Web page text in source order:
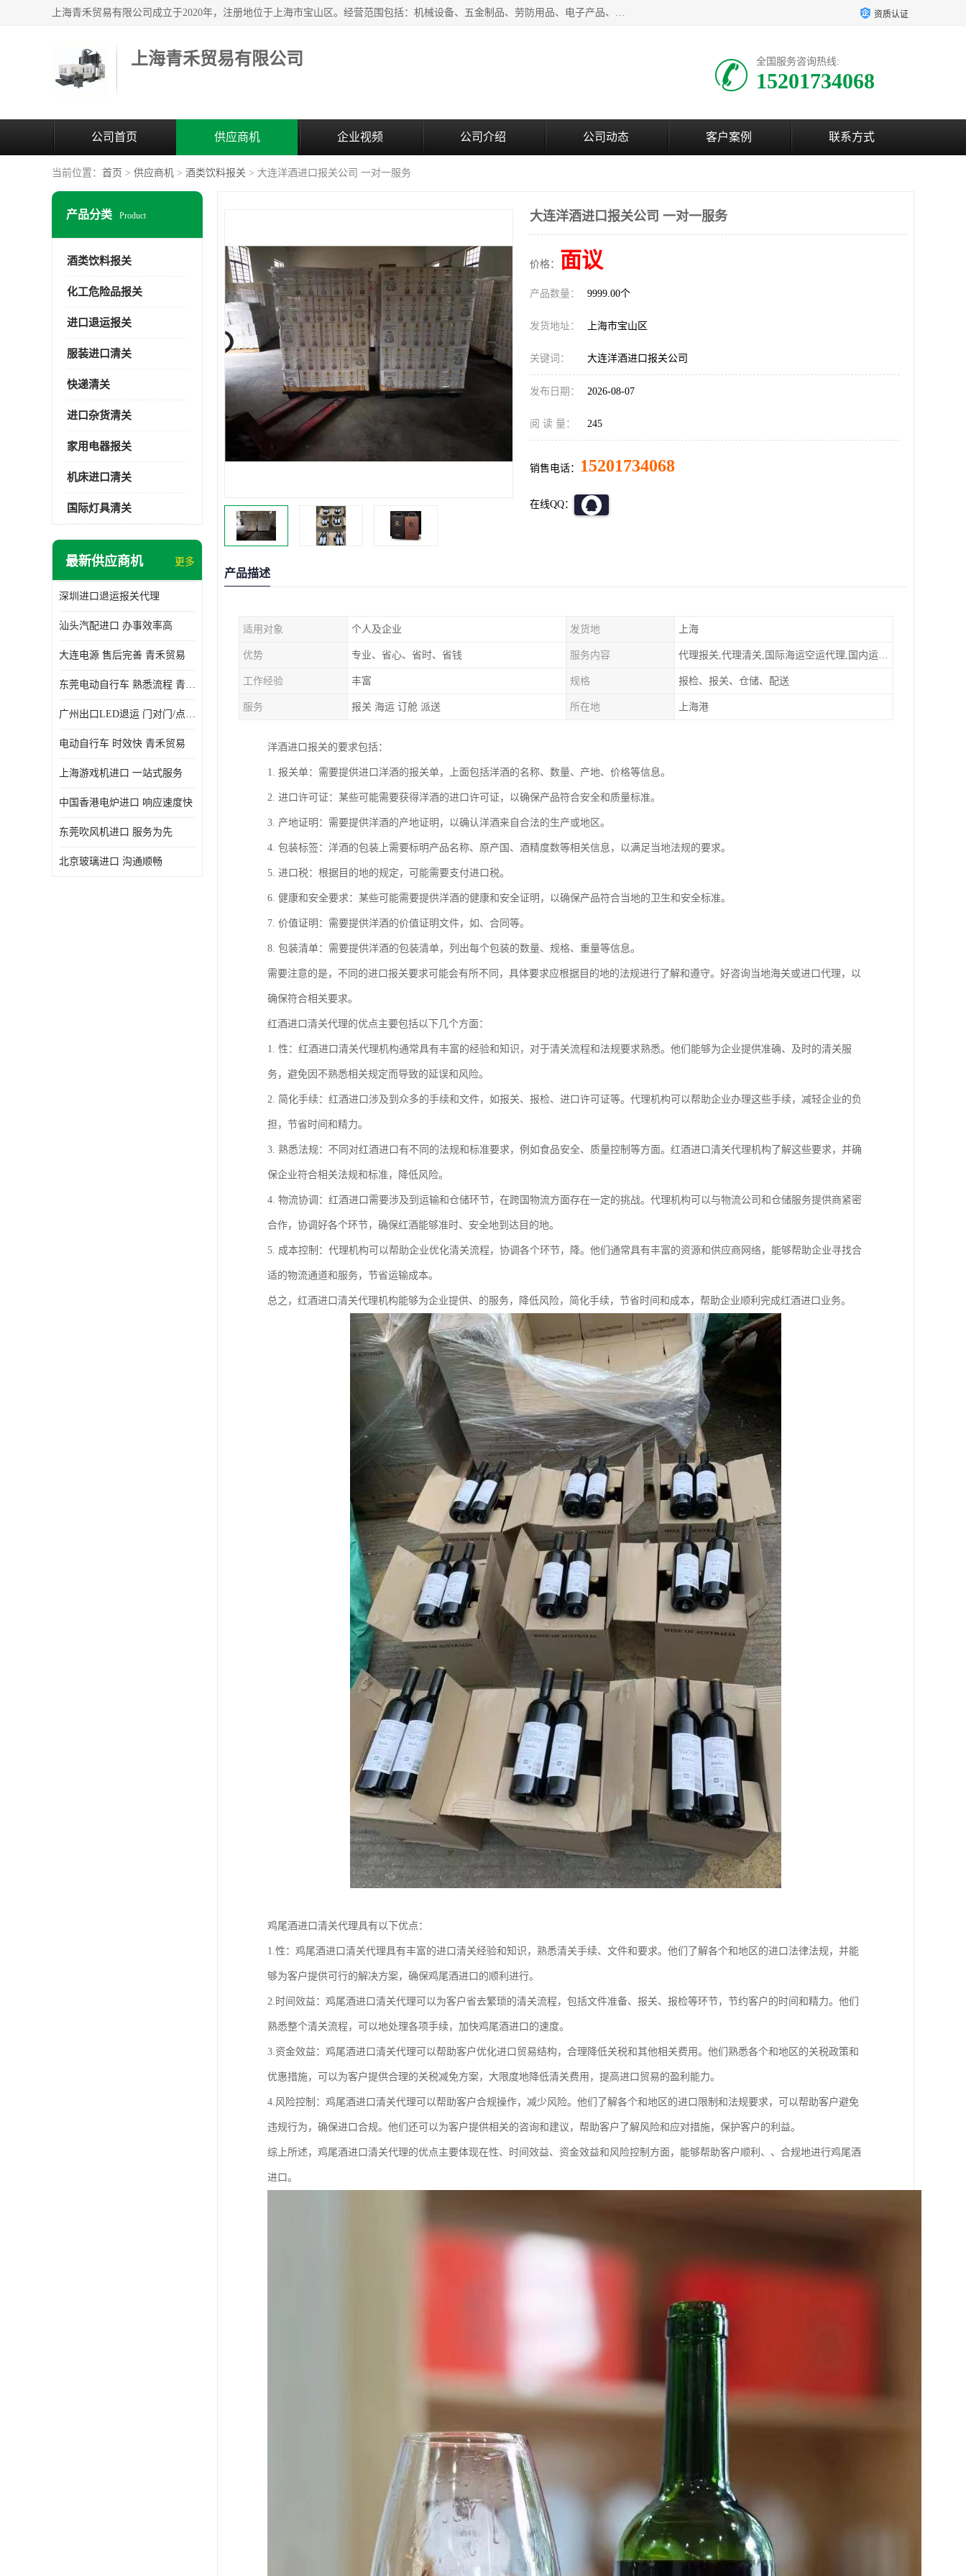
上海青禾贸易有限公司成立于2020年，注册地位于上海市宝山区。经营范围包括：机械设备、五金制品、劳防用品、电子产品、塑胶制品、家具、模具、纺织品、仪器仪表、建筑材料、装饰材料、化工产品、金属制品、机车配件等货物进出口报关、清关服务。 资质认证
上海青禾贸易有限公司 全国服务咨询热线:
15201734068
公司首页 供应商机 企业视频 公司介绍 公司动态 客户案例 联系方式
当前位置： 首页 > 供应商机 > 酒类饮料报关 > 大连洋酒进口报关公司 一对一服务
产品分类 Product
酒类饮料报关
化工危险品报关
进口退运报关
服装进口清关
快递清关
进口杂货清关
家用电器报关
机床进口清关
国际灯具清关
最新供应商机 更多
深圳进口退运报关代理
汕头汽配进口 办事效率高
大连电源 售后完善 青禾贸易
东莞电动自行车 熟悉流程 青禾贸易
广州出口LED退运 门对门/点对点
电动自行车 时效快 青禾贸易
上海游戏机进口 一站式服务
中国香港电炉进口 响应速度快
东莞吹风机进口 服务为先
北京玻璃进口 沟通顺畅
大连洋酒进口报关公司 一对一服务
价格： 面议
产品数量： 9999.00个
发货地址： 上海市宝山区
关键词： 大连洋酒进口报关公司
发布日期： 2026-08-07
阅 读 量： 245
销售电话： 15201734068
在线QQ：
产品描述
适用对象 个人及企业 发货地 上海
优势 专业、省心、省时、省钱 服务内容 代理报关,代理清关,国际海运空运代理,国内运输派送
工作经验 丰富 规格 报检、报关、仓储、配送
服务 报关 海运 订舱 派送 所在地 上海港
洋酒进口报关的要求包括：
1. 报关单：需要提供进口洋酒的报关单，上面包括洋酒的名称、数量、产地、价格等信息。
2. 进口许可证：某些可能需要获得洋酒的进口许可证，以确保产品符合安全和质量标准。
3. 产地证明：需要提供洋酒的产地证明，以确认洋酒来自合法的生产或地区。
4. 包装标签：洋酒的包装上需要标明产品名称、原产国、酒精度数等相关信息，以满足当地法规的要求。
5. 进口税：根据目的地的规定，可能需要支付进口税。
6. 健康和安全要求：某些可能需要提供洋酒的健康和安全证明，以确保产品符合当地的卫生和安全标准。
7. 价值证明：需要提供洋酒的价值证明文件，如、合同等。
8. 包装清单：需要提供洋酒的包装清单，列出每个包装的数量、规格、重量等信息。
需要注意的是，不同的进口报关要求可能会有所不同，具体要求应根据目的地的法规进行了解和遵守。好咨询当地海关或进口代理，以
确保符合相关要求。
红酒进口清关代理的优点主要包括以下几个方面：
1. 性：红酒进口清关代理机构通常具有丰富的经验和知识，对于清关流程和法规要求熟悉。他们能够为企业提供准确、及时的清关服
务，避免因不熟悉相关规定而导致的延误和风险。
2. 简化手续：红酒进口涉及到众多的手续和文件，如报关、报检、进口许可证等。代理机构可以帮助企业办理这些手续，减轻企业的负
担，节省时间和精力。
3. 熟悉法规：不同对红酒进口有不同的法规和标准要求，例如食品安全、质量控制等方面。红酒进口清关代理机构了解这些要求，并确
保企业符合相关法规和标准，降低风险。
4. 物流协调：红酒进口需要涉及到运输和仓储环节，在跨国物流方面存在一定的挑战。代理机构可以与物流公司和仓储服务提供商紧密
合作，协调好各个环节，确保红酒能够准时、安全地到达目的地。
5. 成本控制：代理机构可以帮助企业优化清关流程，协调各个环节，降。他们通常具有丰富的资源和供应商网络，能够帮助企业寻找合
适的物流通道和服务，节省运输成本。
总之，红酒进口清关代理机构能够为企业提供、的服务，降低风险，简化手续，节省时间和成本，帮助企业顺利完成红酒进口业务。
鸡尾酒进口清关代理具有以下优点：
1.性：鸡尾酒进口清关代理具有丰富的进口清关经验和知识，熟悉清关手续、文件和要求。他们了解各个和地区的进口法律法规，并能
够为客户提供可行的解决方案，确保鸡尾酒进口的顺利进行。
2.时间效益：鸡尾酒进口清关代理可以为客户省去繁琐的清关流程，包括文件准备、报关、报检等环节，节约客户的时间和精力。他们
熟悉整个清关流程，可以地处理各项手续，加快鸡尾酒进口的速度。
3.资金效益：鸡尾酒进口清关代理可以帮助客户优化进口贸易结构，合理降低关税和其他相关费用。他们熟悉各个和地区的关税政策和
优惠措施，可以为客户提供合理的关税减免方案，大限度地降低清关费用，提高进口贸易的盈利能力。
4.风险控制：鸡尾酒进口清关代理可以帮助客户合规操作，减少风险。他们了解各个和地区的进口限制和法规要求，可以帮助客户避免
违规行为，确保进口合规。他们还可以为客户提供相关的咨询和建议，帮助客户了解风险和应对措施，保护客户的利益。
综上所述，鸡尾酒进口清关代理的优点主要体现在性、时间效益、资金效益和风险控制方面，能够帮助客户顺利、、合规地进行鸡尾酒
进口。